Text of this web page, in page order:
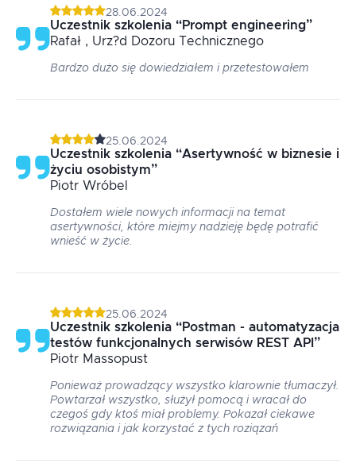
28.06.2024
Uczestnik szkolenia “Prompt engineering”
Rafał , Urz?d Dozoru Technicznego
Bardzo dużo się dowiedziałem i przetestowałem
25.06.2024
Uczestnik szkolenia “Asertywność w biznesie i
życiu osobistym”
Piotr Wróbel
Dostałem wiele nowych informacji na temat
asertywności, które miejmy nadzieję będę potrafić
wnieść w życie.
25.06.2024
Uczestnik szkolenia “Postman - automatyzacja
testów funkcjonalnych serwisów REST API ”
Piotr Massopust
Ponieważ prowadzący wszystko klarownie tłumaczył.
Powtarzał wszystko, służył pomocą i wracał do
czegoś gdy ktoś miał problemy. Pokazał ciekawe
rozwiązania i jak korzystać z tych roziązań